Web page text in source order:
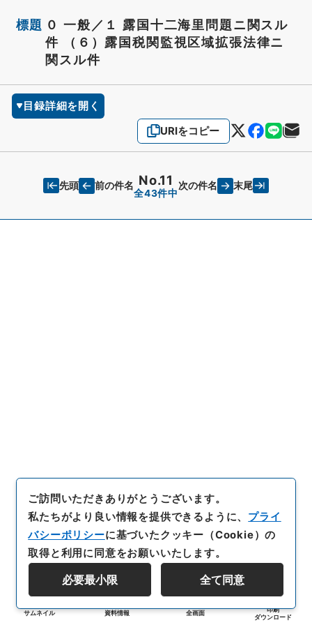
標題 ０ 一般／１ 露国十二海里問題ニ関スル
件 （６）露国税関監視区域拡張法律ニ
関スル件
目録詳細を開く
URIをコピー
先頭 前の件名 No.11
全43件中
次の件名 末尾
サムネイル 資料情報 全画面
印刷
ダウンロード
ご訪問いただきありがとうございます。
私たちがより良い情報を提供できるように、 プライ
バシーポリシーに基づいたクッキー（Cookie）の
取得と利用に同意をお願いいたします。
必要最小限 全て同意